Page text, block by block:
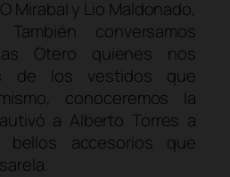
Mirabal y Lio Maldonado,
También conversamos
Otero quienes nos
de los vestidos que
conoceremos la
a Alberto Torres a
bellos accesorios que